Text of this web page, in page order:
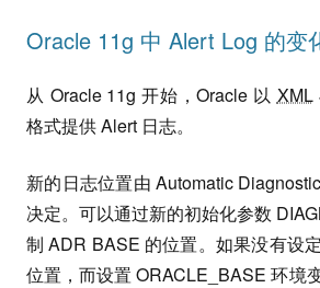
Oracle 11g 中 Alert Log 的变
从 Oracle 11g 开始，Oracle 以 XML
格式提供 Alert 日志。
新的日志位置由 Automatic
决定。可以通过新的初始化参数
制 ADR BASE 的位置。如果没有设
位置，而设置 ORACLE_BASE 环境